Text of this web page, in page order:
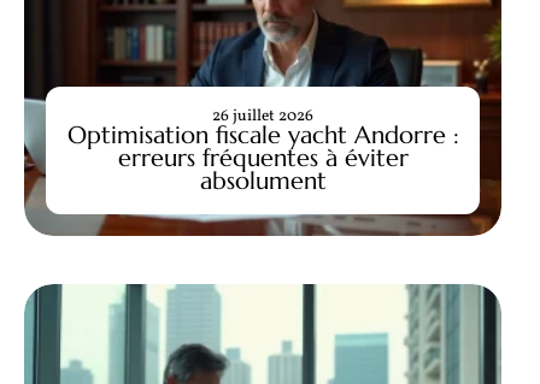
Optimisation fiscale yacht Andorre :
erreurs fréquentes à éviter
absolument
26 juillet 2026